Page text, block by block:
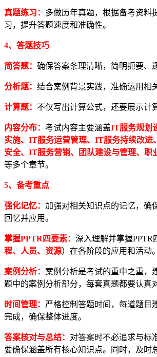
真题练习： 多做历年真题，根据备考资料
习，提升答题速度和准确性。
4、答题技巧
简答题： 确保答案条理清晰，简明扼要、
分析题： 结合案例背景实践，准确运用相
计算题： 不仅写出计算公式，还要展示计
内容分布： 考试内容主要涵盖IT服务规划
实施、IT服务运营管理、IT服务持续改进
安全、IT服务营销、团队建设与管理、职
等多个章节。
5、备考重点
强化记忆： 加强对相关知识点的记忆，确
回忆并应用。
掌握PPTR四要素： 深入理解并掌握PPTR
程、人员、资源）在各阶段的应用和活动。
案例分析： 案例分析是考试的重中之重，
题中的案例分析部分，每套真题都要认真
时间管理： 严格控制答题时间，每道题目
完成，确保整体进度。
答案核对与总结： 对答案时不必追求与标
要确保涵盖所有核心知识点。同时，及时